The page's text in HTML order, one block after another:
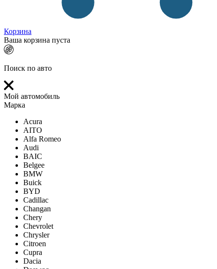
Корзина
Ваша корзина пуста
Поиск по авто
Мой автомобиль
Марка
Acura
AITO
Alfa Romeo
Audi
BAIC
Belgee
BMW
Buick
BYD
Cadillac
Changan
Chery
Chevrolet
Chrysler
Citroen
Cupra
Dacia